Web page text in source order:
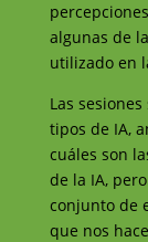
algunas de
utilizado en
Las
tipos de IA,
cuáles son
de la IA,
conjunto de
que nos